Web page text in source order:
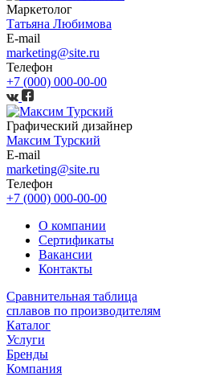
Маркетолог
Татьяна Любимова
E-mail
marketing@site.ru
Телефон
+7 (000) 000-00-00
Графический дизайнер
Максим Турский
E-mail
marketing@site.ru
Телефон
+7 (000) 000-00-00
О компании
Сертификаты
Вакансии
Контакты
Сравнительная таблица
сплавов по производителям
Каталог
Услуги
Бренды
Компания